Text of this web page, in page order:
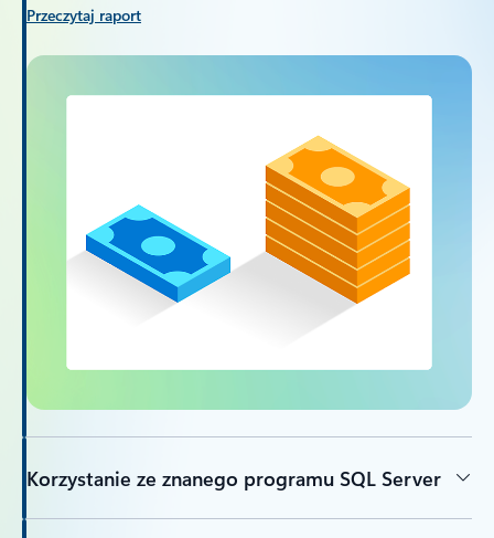
Przeczytaj raport
Korzystanie ze znanego programu SQL Server